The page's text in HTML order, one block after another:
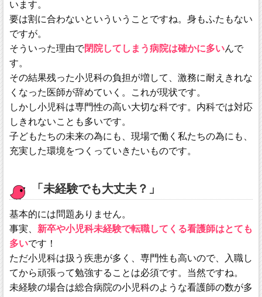
います。
要は割に合わないといういうことですね。身もふたもない
ですが。
そういった理由で閉院してしまう病院は確かに多いんで
す。
その結果残った小児科の負担が増して、激務に耐えきれな
くなった医師が辞めていく。これが現状です。
しかし小児科は専門性の高い大切な科です。内科では対応
しきれないことも多いです。
子どもたちの未来の為にも、現場で働く私たちの為にも、
充実した環境をつくっていきたいものです。
「未経験でも大丈夫？」
基本的には問題ありません。
事実、 新卒や小児科未経験で転職してくる看護師はとても
多いです！
ただ小児科は扱う疾患が多く、専門性も高いので、入職し
てから頑張って勉強することは必須です。当然ですね。
未経験の場合は総合病院の小児科のような看護師の数が多